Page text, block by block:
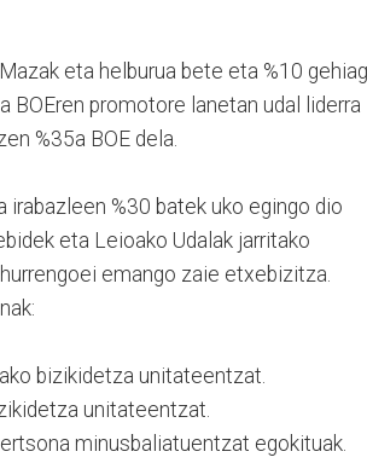
eta helburua bete eta %10
BOEren promotore lanetan udal liderra
%35a BOE dela.
irabazleen %30 batek uko egingo dio
eta Leioako Udalak jarritako
emango zaie etxebizitza.
bizikidetza unitateentzat.
unitateentzat.
minusbaliatuentzat egokituak.